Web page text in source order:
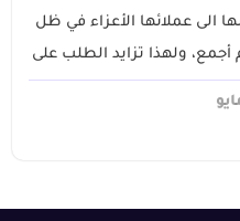
الى عملائها الأعزاء في ظل
أجمع، ولهذا تزايد الطلب على